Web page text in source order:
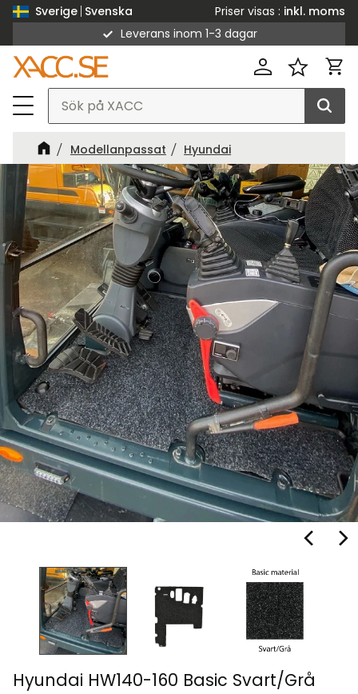
Sverige Svenska Priser visas
inkl. moms
Leverans inom 1-3 dagar
Modellanpassat Hyundai
Hyundai HW140-160 Basic Svart/Grå